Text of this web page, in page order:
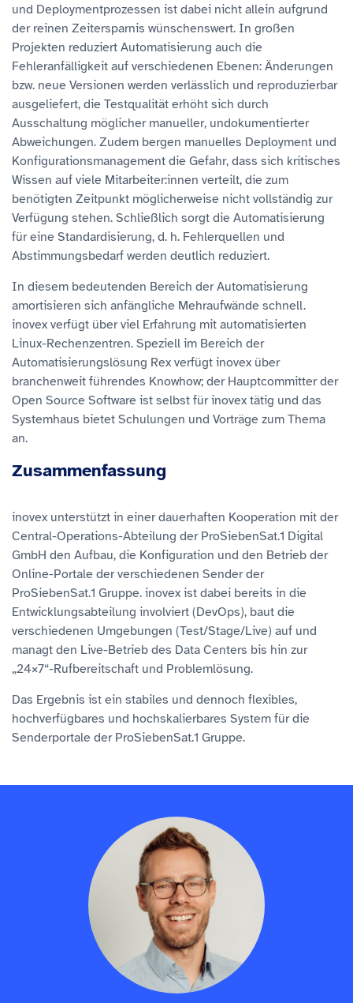
und Deploymentprozessen ist dabei nicht allein aufgrund
der reinen Zeitersparnis wünschenswert. In großen
Projekten reduziert Automatisierung auch die
Fehleranfälligkeit auf verschiedenen Ebenen: Änderungen
bzw. neue Versionen werden verlässlich und reproduzierbar
ausgeliefert, die Testqualität erhöht sich durch
Ausschaltung möglicher manueller, undokumentierter
Abweichungen. Zudem bergen manuelles Deployment und
Konfigurationsmanagement die Gefahr, dass sich kritisches
Wissen auf viele Mitarbeiter:innen verteilt, die zum
benötigten Zeitpunkt möglicherweise nicht vollständig zur
Verfügung stehen. Schließlich sorgt die Automatisierung
für eine Standardisierung, d. h. Fehlerquellen und
Abstimmungsbedarf werden deutlich reduziert.
In diesem bedeutenden Bereich der Automatisierung
amortisieren sich anfängliche Mehraufwände schnell.
inovex verfügt über viel Erfahrung mit automatisierten
Linux-Rechenzentren. Speziell im Bereich der
Automatisierungslösung Rex verfügt inovex über
branchenweit führendes Knowhow; der Hauptcommitter der
Open Source Software ist selbst für inovex tätig und das
Systemhaus bietet Schulungen und Vorträge zum Thema
an.
Zusammenfassung
inovex unterstützt in einer dauerhaften Kooperation mit der
Central-Operations-Abteilung der ProSiebenSat.1 Digital
GmbH den Aufbau, die Konfiguration und den Betrieb der
Online-Portale der verschiedenen Sender der
ProSiebenSat.1 Gruppe. inovex ist dabei bereits in die
Entwicklungsabteilung involviert (DevOps), baut die
verschiedenen Umgebungen (Test/Stage/Live) auf und
managt den Live-Betrieb des Data Centers bis hin zur
„24×7“-Rufbereitschaft und Problemlösung.
Das Ergebnis ist ein stabiles und dennoch flexibles,
hochverfügbares und hochskalierbares System für die
Senderportale der ProSiebenSat.1 Gruppe.